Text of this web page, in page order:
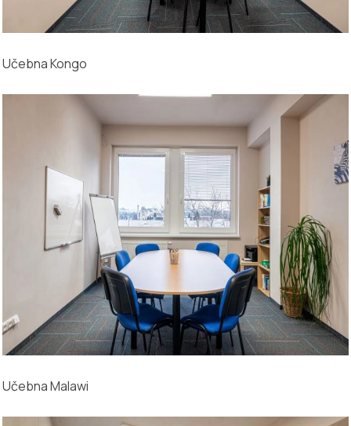
Učebna Kongo
Učebna Malawi